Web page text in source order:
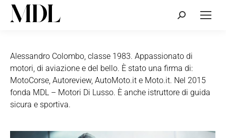
Cerca:
Alessandro Colombo, classe 1983. Appassionato di
motori, di aviazione e del bello. È stato una firma di:
MotoCorse, Autoreview, AutoMoto.it e Moto.it. Nel 2015
fonda MDL – Motori Di Lusso. È anche istruttore di guida
sicura e sportiva.